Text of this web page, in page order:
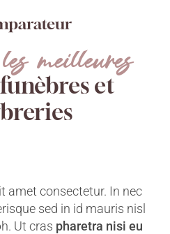
les meilleures
et
amet consectetur. In nec
sed in id mauris nisl
Ut cras pharetra nisi eu